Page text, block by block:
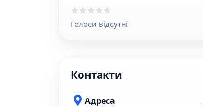
Голоси відсутні
Контакти
Адреса